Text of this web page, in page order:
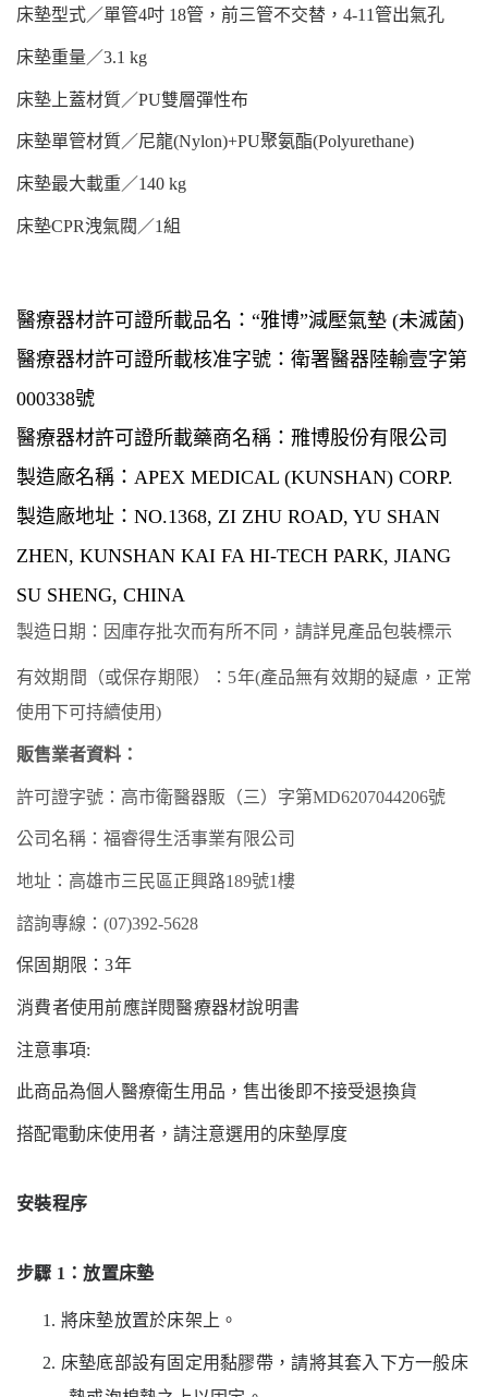
床墊型式／單管4吋 18管，前三管不交替，4-11管出氣孔
床墊重量／3.1 kg
床墊上蓋材質／PU雙層彈性布
床墊單管材質／尼龍(Nylon)+PU聚氨酯(Polyurethane)
床墊最大載重／140 kg
床墊CPR洩氣閥／1組
醫療器材許可證所載品名： “雅博”減壓氣墊 (未滅菌)
醫療器材許可證所載核准字號：衛署醫器陸輸壹字第
000338號
醫療器材許可證所載藥商名稱：雃博股份有限公司
製造廠名稱： APEX MEDICAL (KUNSHAN) CORP.
製造廠地址： NO.1368, ZI ZHU ROAD, YU SHAN
ZHEN, KUNSHAN KAI FA HI-TECH PARK, JIANG
SU SHENG, CHINA
製造日期：因庫存批次而有所不同，請詳見產品包裝標示
有效期間（或保存期限）： 5年(產品無有效期的疑慮，正常
使用下可持續使用)
販售業者資料：
許可證字號：高市衛醫器販（三）字第MD6207044206號
公司名稱：福睿得生活事業有限公司
地址：高雄市三民區正興路189號1樓
諮詢專線： (07)392-5628
保固期限：3年
消費者使用前應詳閱醫療器材說明書
注意事項:
此商品為個人醫療衛生用品，售出後即不接受退換貨
搭配電動床使用者，請注意選用的床墊厚度
安裝程序
步驟 1：放置床墊
1. 將床墊放置於床架上。
2. 床墊底部設有固定用黏膠帶，請將其套入下方一般床